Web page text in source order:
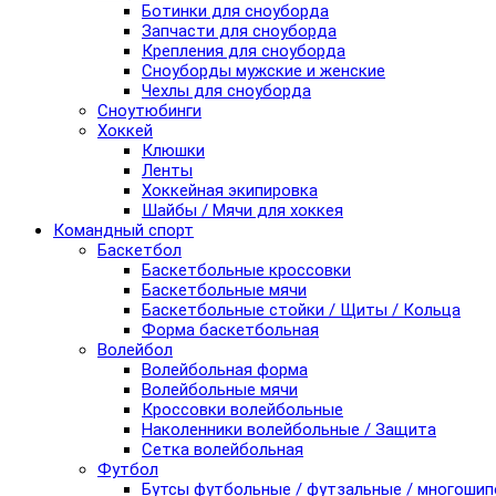
Ботинки для сноуборда
Запчасти для сноуборда
Крепления для сноуборда
Сноуборды мужские и женские
Чехлы для сноуборда
Сноутюбинги
Хоккей
Клюшки
Ленты
Хоккейная экипировка
Шайбы / Мячи для хоккея
Командный спорт
Баскетбол
Баскетбольные кроссовки
Баскетбольные мячи
Баскетбольные стойки / Щиты / Кольца
Форма баскетбольная
Волейбол
Волейбольная форма
Волейбольные мячи
Кроссовки волейбольные
Наколенники волейбольные / Защита
Сетка волейбольная
Футбол
Бутсы футбольные / футзальные /